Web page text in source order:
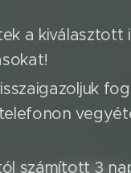
a kiválasztott
számított 3